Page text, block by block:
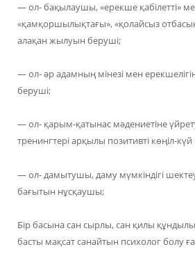
— ол- бақылаушы, «ерекше қабілетті»
«қамқоршылықтағы», «қолайсыз
алақан жылуын беруші;
— ол- әр адамның мінезі мен
беруші;
— ол- қарым-қатынас мәдениетіне
тренингтері арқылы позитивті көңіл-
— ол- дамытушы, даму мүмкіндігі
бағытын нұсқаушы;
Бір басына сан сырлы, сан қилы
басты мақсат санайтын психолог болу